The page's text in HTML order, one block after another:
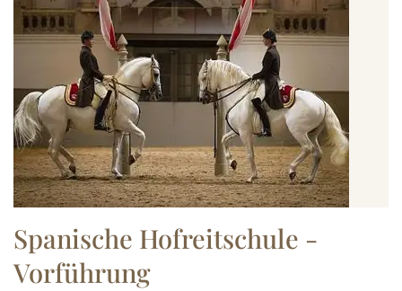
Spanische Hofreitschule -
Vorführung